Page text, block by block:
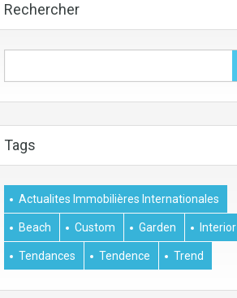
Rechercher
Tags
Actualites Immobilières Internationales
Beach Custom Garden Interior
Tendances Tendence Trend